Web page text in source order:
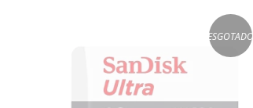
ESGOTADO